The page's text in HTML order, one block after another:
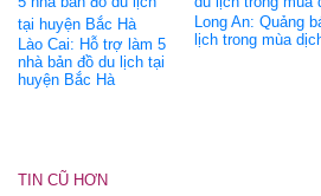
Lào Cai: Hỗ trợ làm 5
nhà bản đồ du lịch tại
huyện Bắc Hà
Long An: Quảng
lịch trong mùa
TIN CŨ HƠN